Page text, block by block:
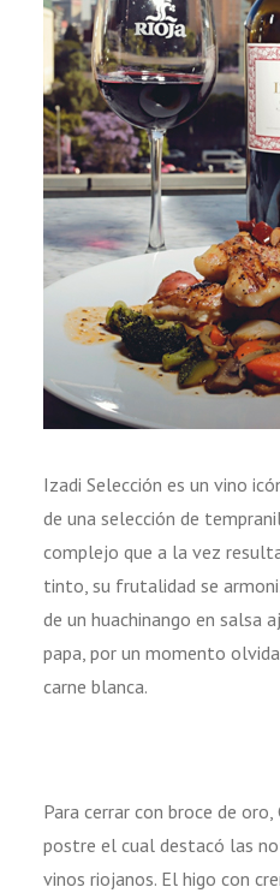
Izadi Selección es un vino
de una selección de
complejo que a la vez
tinto, su frutalidad se
de un huachinango en salsa
papa, por un momento
carne blanca.
Para cerrar con broce de
postre el cual destacó las
vinos riojanos. El higo con